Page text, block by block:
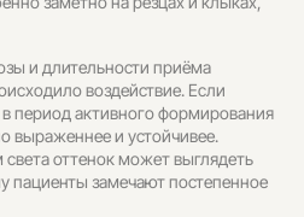
и длительности приёма
воздействие. Если
период активного формирования
выраженнее и устойчивее.
оттенок может выглядеть
замечают постепенное